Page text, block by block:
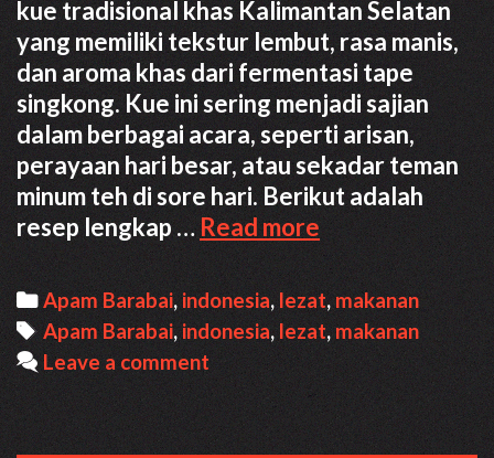
kue tradisional khas Kalimantan Selatan
yang memiliki tekstur lembut, rasa manis,
dan aroma khas dari fermentasi tape
singkong. Kue ini sering menjadi sajian
dalam berbagai acara, seperti arisan,
perayaan hari besar, atau sekadar teman
minum teh di sore hari. Berikut adalah
resep lengkap …Read more Resep
Apam
Barabai
Enak
2024
Categories
Apam Barabai, indonesia, lezat, makanan
Tags
Apam Barabai, indonesia, lezat,makanan
Leave a comment